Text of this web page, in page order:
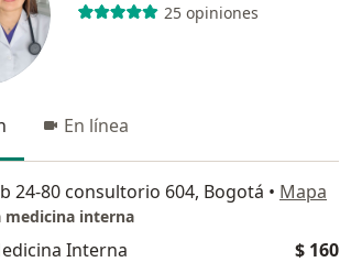
25 opiniones
En línea
24-80 consultorio 604, Bogotá • Mapa
medicina interna
Interna $ 160